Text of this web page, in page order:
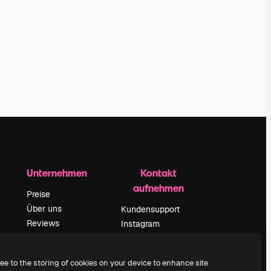
Unternehmen
Preise
Über uns
Reviews
Blog
Kontakt
aufnehmen
Kundensupport
Instagram
TikTok
to the storing of cookies on your device to enhance site